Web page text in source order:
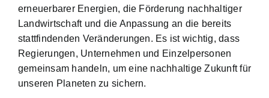
erneuerbarer Energien, die Förderung nachhaltiger
Landwirtschaft und die Anpassung an die bereits
stattfindenden Veränderungen. Es ist wichtig, dass
Regierungen, Unternehmen und Einzelpersonen
gemeinsam handeln, um eine nachhaltige Zukunft für
unseren Planeten zu sichern.